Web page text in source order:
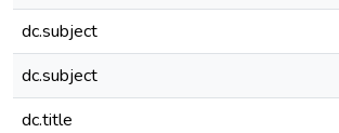
dc.subject
dc.subject
dc.title